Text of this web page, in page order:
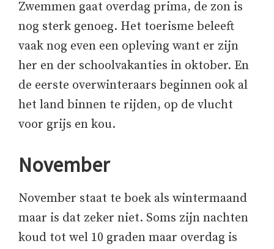
Zwemmen gaat overdag prima, de zon is
nog sterk genoeg. Het toerisme beleeft
vaak nog even een opleving want er zijn
her en der schoolvakanties in oktober. En
de eerste overwinteraars beginnen ook al
het land binnen te rijden, op de vlucht
voor grijs en kou.
November
November staat te boek als wintermaand
maar is dat zeker niet. Soms zijn nachten
koud tot wel 10 graden maar overdag is